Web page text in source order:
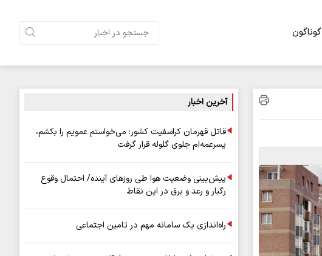
گوناگون
آخرین اخبار
قاتل قهرمان کراسفیت کشور: می‌خواستم عمویم را بکشم،
پسرعمه‌ام جلوی گلوله قرار گرفت
پیش‌بینی وضعیت هوا طی روزهای آینده/ احتمال وقوع
رگبار و رعد و برق در این نقاط
راه‌اندازی یک سامانه مهم در تامین اجتماعی